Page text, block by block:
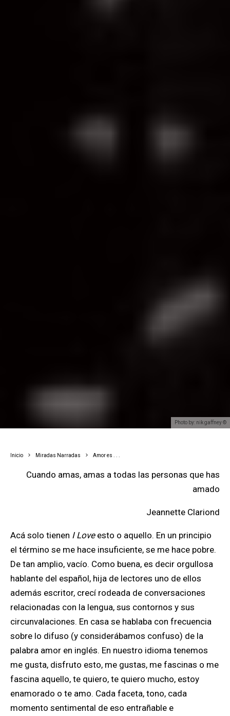
Photo by: nik gaffney ©
Inicio Miradas Narradas Amor es . . .
Cuando amas, amas a todas las personas que has
amado
Jeannette Clariond
Acá solo tienen I Loveesto o aquello. En un principio
el término se me hace insuficiente, se me hace pobre.
De tan amplio, vacío. Como buena, es decir orgullosa
hablante del español, hija de lectores uno de ellos
además escritor, crecí rodeada de conversaciones
relacionadas con la lengua, sus contornos y sus
circunvalaciones. En casa se hablaba con frecuencia
sobre lo difuso (y considerábamos confuso) de la
palabra amor en inglés. En nuestro idioma tenemos
me gusta, disfruto esto, me gustas, me fascinas o me
fascina aquello, te quiero, te quiero mucho, estoy
enamorado o te amo. Cada faceta, tono, cada
momento sentimental de eso entrañable e